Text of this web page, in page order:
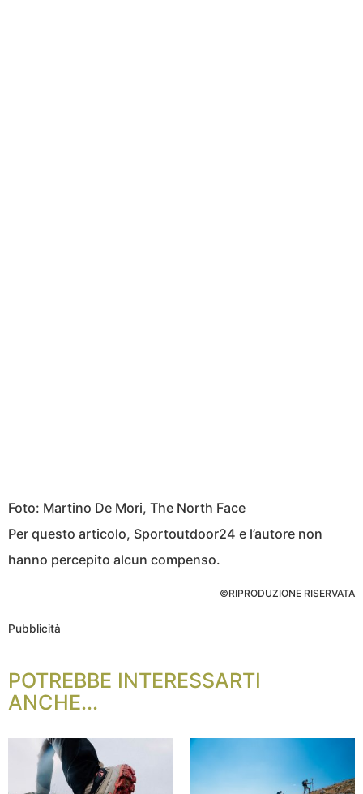
Foto: Martino De Mori, The North Face
Per questo articolo, Sportoutdoor24 e l’autore non
hanno percepito alcun compenso.
©RIPRODUZIONE RISERVATA
Pubblicità
POTREBBE INTERESSARTI
ANCHE...